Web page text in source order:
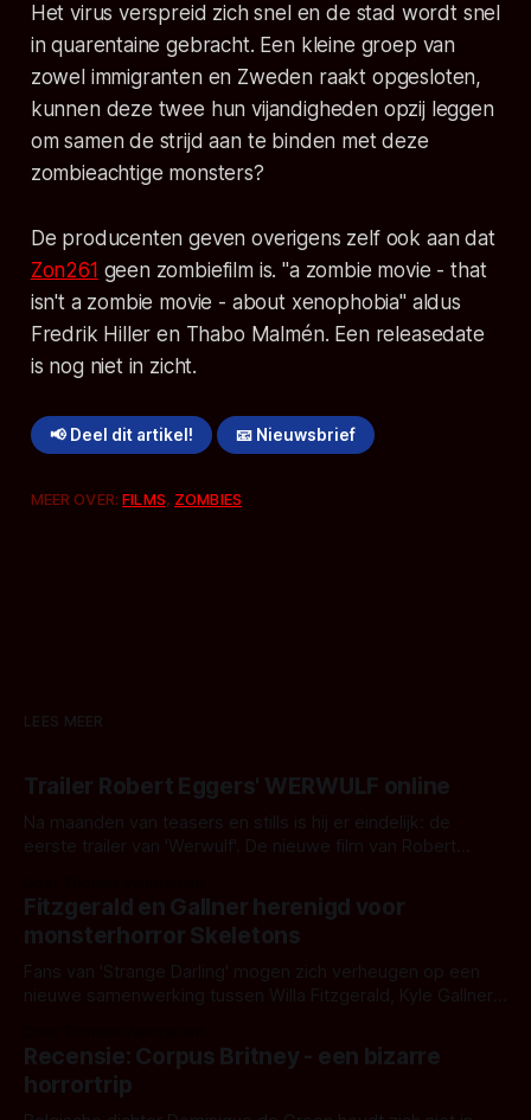
Het virus verspreid zich snel en de stad wordt snel
in quarentaine gebracht. Een kleine groep van
zowel immigranten en Zweden raakt opgesloten,
kunnen deze twee hun vijandigheden opzij leggen
om samen de strijd aan te binden met deze
zombieachtige monsters?
De producenten geven overigens zelf ook aan dat
Zon261 geen zombiefilm is."a zombie movie - that
isn't a zombie movie - about xenophobia"aldus
Fredrik Hiller en Thabo Malmén. Een releasedate
is nog niet in zicht.
📢 Deel dit artikel! 📧 Nieuwsbrief
MEER OVER:FILMS, ZOMBIES
LEES MEER
Trailer Robert Eggers' WERWULF online
Na maanden van teasers en stills is hij er eindelijk: de
eerste trailer van 'Werwulf'. De nieuwe film van Robert
kille stijl vol folklore en mythe. Het topic deze keer is (kon
het het al raden?)... de weerwolf. Kijk je mee?
Fitzgerald en Gallner herenigd voor
monsterhorror Skeletons
Fans van 'Strange Darling' mogen zich verheugen op een
nieuwe samenwerking tussen Willa Fitzgerald, Kyle Gallner
'Skeletons', een nieuwe creature feature waarvoor de
opnames zijn gestart in Australië.
Recensie: Corpus Britney - een bizarre
horrortrip